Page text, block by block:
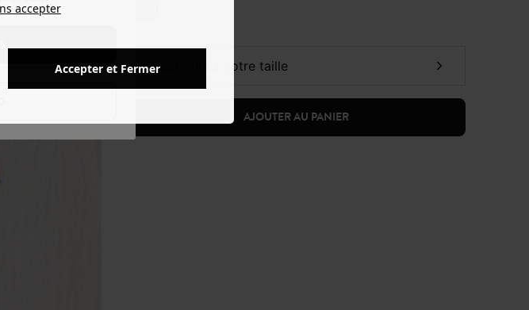
sélectionnez votre taille
AJOUTER AU PANIER
accepter
Accepter et Fermer